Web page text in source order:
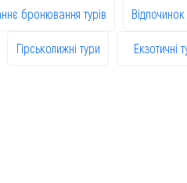
бронювання турів Відпочинок
Гірськолижні тури Екзотичні